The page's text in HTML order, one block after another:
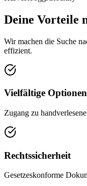
Deine Vorteile
Wir machen die Suche
effizient.
Vielfältige Optionen
Zugang zu
Rechtssicherheit
Gesetzeskonforme